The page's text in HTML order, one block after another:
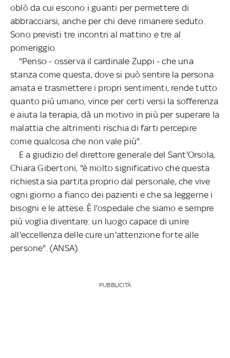
oblò da cui escono i guanti per permettere di
abbracciarsi, anche per chi deve rimanere seduto.
Sono previsti tre incontri al mattino e tre al
pomeriggio.
"Penso - osserva il cardinale Zuppi - che una
stanza come questa, dove si può sentire la persona
amata e trasmettere i propri sentimenti, rende tutto
quanto più umano, vince per certi versi la sofferenza
e aiuta la terapia, dà un motivo in più per superare la
malattia che altrimenti rischia di farti percepire
come qualcosa che non vale più".
E a giudizio del direttore generale del Sant'Orsola,
Chiara Gibertoni, "è molto significativo che questa
richiesta sia partita proprio dal personale, che vive
ogni giorno a fianco dei pazienti e che sa leggerne i
bisogni e le attese. È l'ospedale che siamo e sempre
più voglia diventare: un luogo capace di unire
all'eccellenza delle cure un'attenzione forte alle
persone". (ANSA).
PUBBLICITÀ